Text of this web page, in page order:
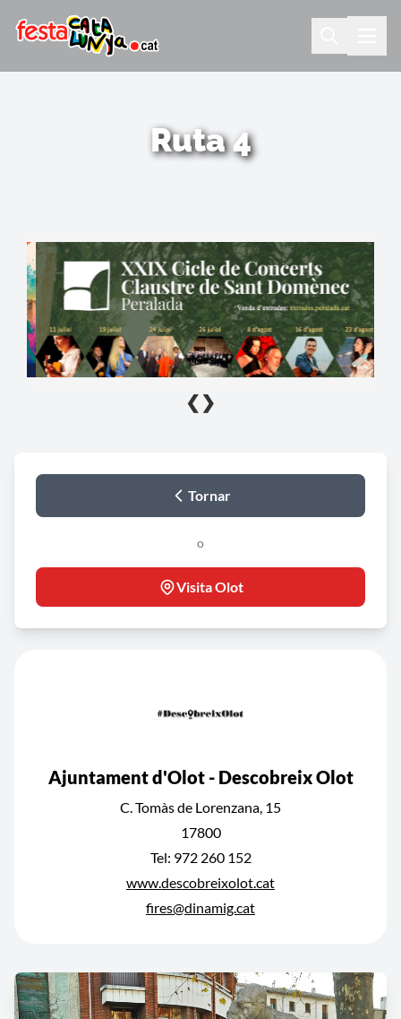
Ruta 4
❮ ❯
Tornar
o
Visita Olot
Ajuntament d'Olot - Descobreix Olot
C. Tomàs de Lorenzana, 15
17800
Tel: 972 260 152
www.descobreixolot.cat
fires@dinamig.cat